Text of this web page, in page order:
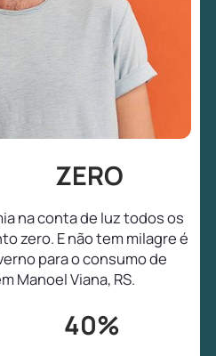
ZERO
na conta de luz todos os
zero. E não tem milagre é
para o consumo de
Manoel Viana, RS.
40%